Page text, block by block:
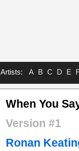
Artists: A B C D E
When You
Version #1
Ronan